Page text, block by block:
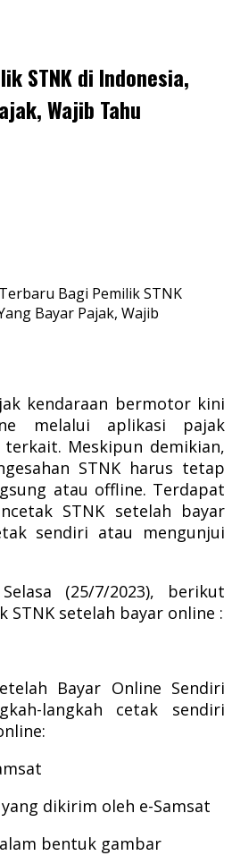
STNK di Indonesia,
Wajib Tahu
Bagi Pemilik STNK
Bayar Pajak, Wajib
kendaraan bermotor kini
melalui aplikasi pajak
terkait. Meskipun demikian,
STNK harus tetap
atau offline. Terdapat
STNK setelah bayar
sendiri atau mengunjui
(25/7/2023), berikut
STNK setelah bayar online :
Bayar Online Sendiri
langkah cetak sendiri
dikirim oleh e-Samsat
bentuk gambar